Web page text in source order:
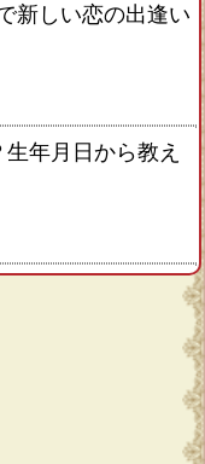
新しい恋の出逢い
年月日から教え